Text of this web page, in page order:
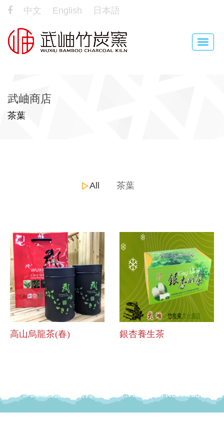
中文 English 日本語
Toggle
武岫商店
茶葉
All 茶葉
高山烏龍茶(春) 銀杏養生茶
© 武岫農圃-武岫竹炭窯 2017. All Rights Reserved.